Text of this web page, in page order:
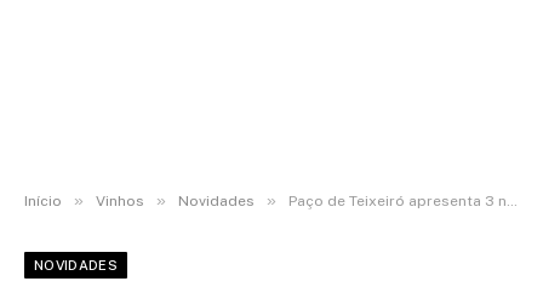
Início » Vinhos » Novidades » Paço de Teixeiró apresenta 3 novos vinhos para brindar neste verão
NOVIDADES